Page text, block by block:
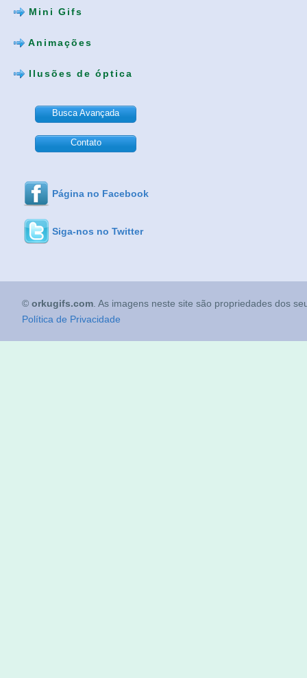
Mini Gifs
Animações
Ilusões de óptica
Busca Avançada
Contato
Página no Facebook
Siga-nos no Twitter
© orkugifs.com . As imagens neste site são propriedades dos
Política de Privacidade